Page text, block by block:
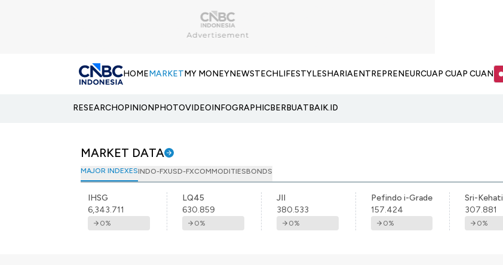
HOMEMARKETMY MONEYNEWSTECHLIFESTYLESHARIAENTREPRENEURCUAP CUAP CUAN
RESEARCHOPINIONPHOTOVIDEOINFOGRAPHICBERBUATBAIK.ID
MARKET DATA
MAJOR INDEXESINDO-FXUSD-FXCOMMODITIESBONDS
IHSG
6,343.711
0%
LQ45
630.859
0%
JII
380.533
0%
Pefindo i-Grade
157.424
0%
Sri-Kehati
307.881
0%